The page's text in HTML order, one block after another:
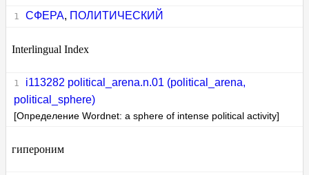
СФЕРА, ПОЛИТИЧЕСКИЙ
Interlingual Index
i113282 political_arena.n.01 (political_arena,
political_sphere)
[Определение Wordnet: a sphere of intense political activity]
гипероним